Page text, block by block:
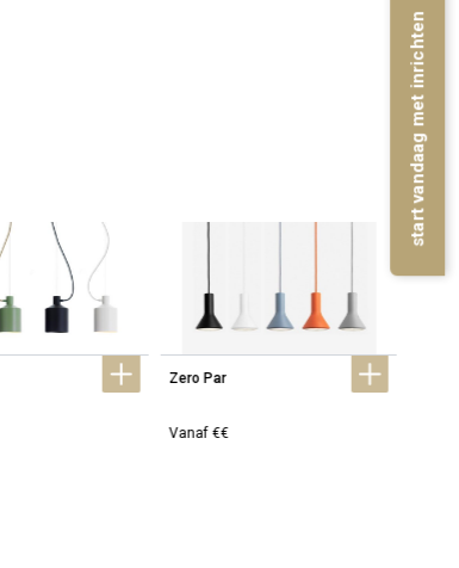
Zero Par
Vanaf €€
start vandaag met inrichten